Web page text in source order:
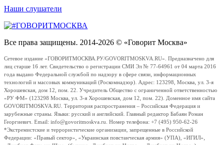
Наши слушатели
Все права защищены. 2014-2026 © «Говорит Москва»
Сетевое издание «ГОВОРИТМОСКВА.РУ/GOVORITMOSKVA.RU». Предназначено для
лиц старше 16 лет. Свидетельство о регистрации СМИ Эл № 77-64961 от 04 марта 2016
года выдано Федеральной службой по надзору в сфере связи, информационных
технологий и массовых коммуникаций (Роскомнадзор). Адрес: 123298, Москва, ул. 3-я
Хорошевская, дом 12, пом. 22. Учредитель Общество с ограниченной ответственностью
«РУ ФМ» (123298 Москва, ул. 3-я Хорошевская, дом 12, пом. 22). Доменное имя сайта
GOVORITMOSKVA.RU. Территория распространения – Российская Федерация и
зарубежные страны. Языки: русский и английский. Главный редактор Бабаян Роман
Георгиевич. Email: info@govoritmoskva.ru. Номер телефона: +7 (495) 950-62-26
*Экстремистские и террористические организации, запрещенные в Российской
Федерации: «Правый сектор», «Украинская повстанческая армия» (УПА), «ИГИЛ»,